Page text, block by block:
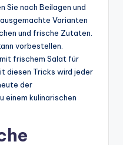
Sie nach Beilagen und
Varianten
und frische Zutaten.
vorbestellen.
mit frischem Salat für
diesen Tricks wird jeder
der
einem kulinarischen